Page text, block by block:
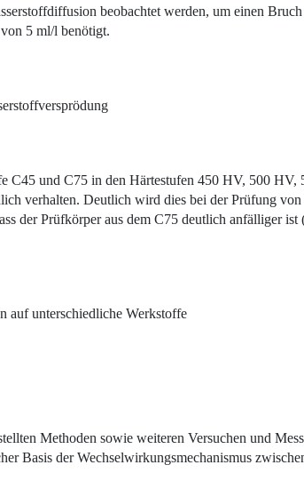
beobachtet werden, um einen
5 ml/l benötigt.
C45 und C75 in den Härtestufen 450 HV, 500
­verhalten. Deutlich wird dies bei der Prüfung
der Prüfkörper aus dem C75 deutlich anfälliger ist
auf unterschiedliche Werkstoffe
Methoden sowie weiteren Versuchen und
Basis der Wechselwirkungsmechanismus